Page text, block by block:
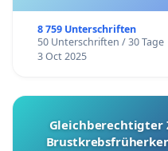
8 759 Unterschriften
50 Unterschriften / 30 Tage
3 Oct 2025
Gleichberechtigter